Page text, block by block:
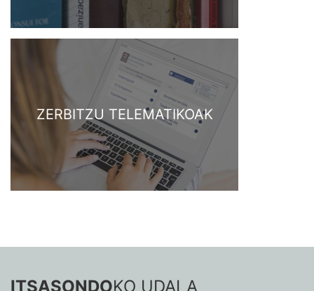
ZERBITZU TELEMATIKOAK
ITSASONDOKO UDALA